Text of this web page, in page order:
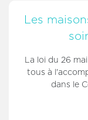
Les
La loi du 26
tous à
dans le